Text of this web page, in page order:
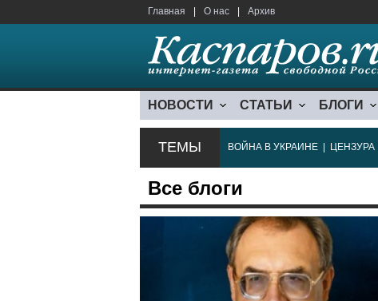
Главная О нас Архив
НОВОСТИ СТАТЬИ БЛОГИ
ТЕМЫ ВОЙНА В УКРАИНЕ ЦЕНЗУРА
Все блоги